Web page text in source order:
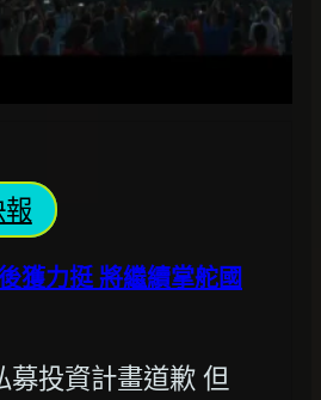
獲力挺 將繼續掌舵國
募投資計畫道歉 但